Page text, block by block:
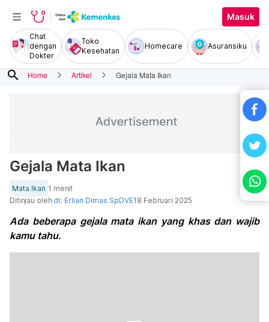
Masuk
Chat
dengan
Dokter
Toko
Kesehatan
Homecare Asuransiku
search Home Artikel Gejala Mata Ikan
Gejala Mata Ikan
Mata Ikan 1 menit
Ditinjau oleh dr. Erlian Dimas SpDVE18 Februari 2025
Ada beberapa gejala mata ikan yang khas dan wajib
kamu tahu.